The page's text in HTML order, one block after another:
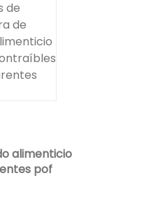
alimenticio
pof